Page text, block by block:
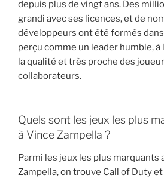
depuis plus de vingt ans. Des
grandi avec ses licences, et de
développeurs ont été formés
perçu comme un leader humble,
la qualité et très proche des
collaborateurs.
Quels sont les jeux les plus
à Vince Zampella ?
Parmi les jeux les plus marquants
Zampella, on trouve Call of Duty